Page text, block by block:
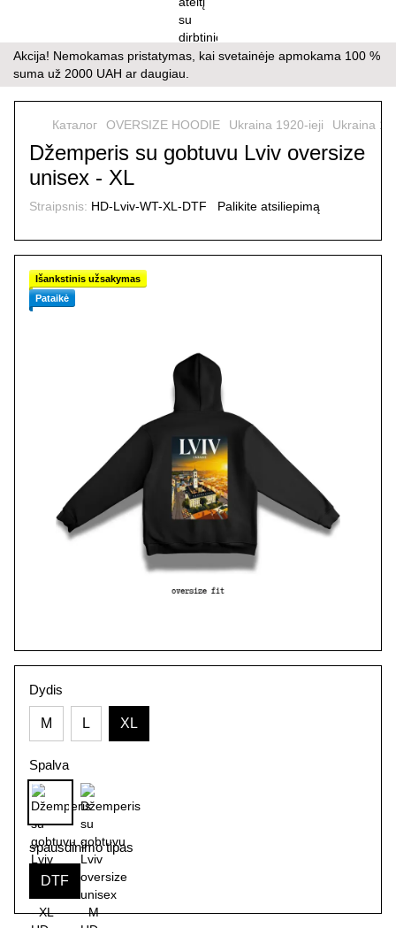
Akcija! Nemokamas pristatymas, kai svetainėje apmokama 100 %
suma už 2000 UAH ar daugiau.
Каталог OVERSIZE HOODIE Ukraina 1920-ieji Ukraina
Džemperis su gobtuvu Lviv oversize
unisex - XL
Straipsnis: HD-Lviv-WT-XL-DTF Palikite atsiliepimą
Išankstinis užsakymas
Pataikė
Dydis
M L XL
Spalva
spausdinimo tipas
DTF